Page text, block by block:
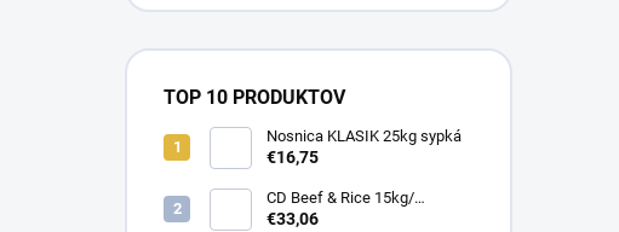
TOP 10 PRODUKTOV
Nosnica KLASIK 25kg sypká
€16,75
CD Beef & Rice 15kg/
Superpremium food
€33,06